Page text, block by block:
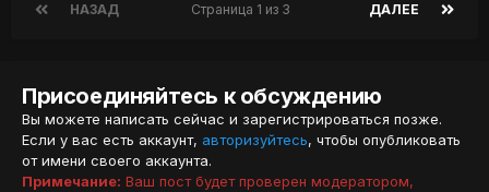
НАЗАД ДАЛЕЕ
Страница 1 из 3
Присоединяйтесь к обсуждению
Вы можете написать сейчас и зарегистрироваться позже.
Если у вас есть аккаунт, авторизуйтесь, чтобы опубликовать
от имени своего аккаунта.
Примечание: Ваш пост будет проверен модератором,